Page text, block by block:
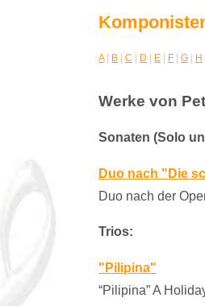
A| B C D E F G H
Werke von
Sonaten (Solo
Duo nach "Die
Duo nach der
Trios:
"Pilipina"
“Pilipina” A